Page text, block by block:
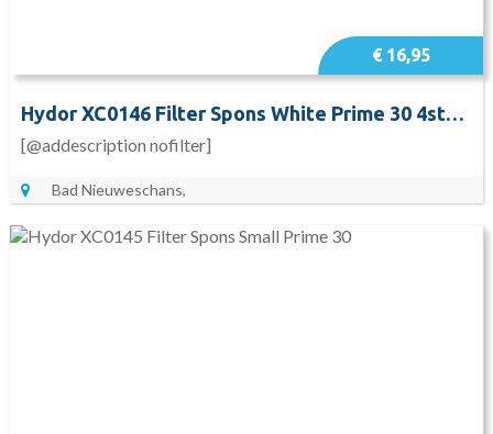
€ 16,95
Hydor XC0146 Filter Spons White Prime 30 4stuks
[@addescription nofilter]
Bad Nieuweschans,